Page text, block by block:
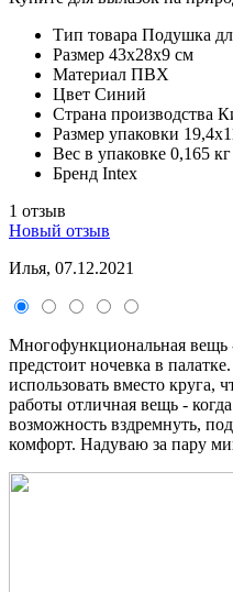
Тип товара Подушка
Размер 43х28х9 см
Материал ПВХ
Цвет Синий
Страна производства
Размер упаковки
Вес в упаковке 0,165 кг
Бренд Intex
1 отзыв
Новый отзыв
Илья, 07.12.2021
Многофункциональная вещь
предстоит ночевка в
использовать вместо круга,
работы отличная вещь -
возможность вздремнуть,
комфорт. Надуваю за пару